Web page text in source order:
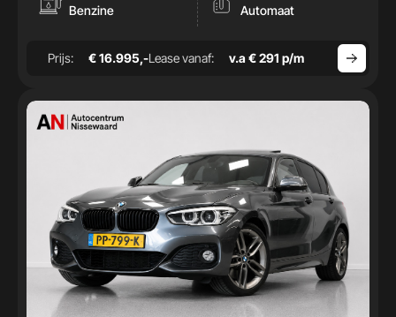
Benzine
Automaat
Prijs: € 16.995,-Lease vanaf: v.a € 291 p/m